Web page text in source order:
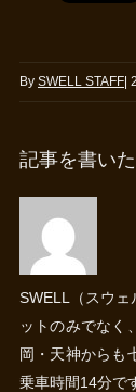
By SWELL STAFF
記事を書い
SWELL（スウェ
ットのみでなく
岡・天神からも
乗車時間14分で